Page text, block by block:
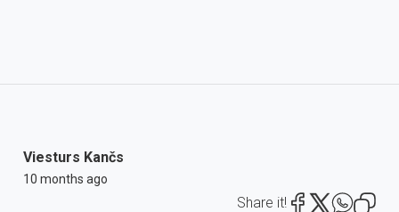
Viesturs Kančs
10 months ago
Share it!